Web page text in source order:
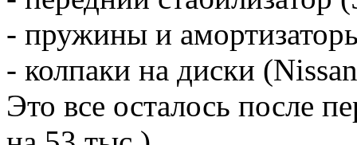
- пружины и
- колпаки на диски
Это все осталось после